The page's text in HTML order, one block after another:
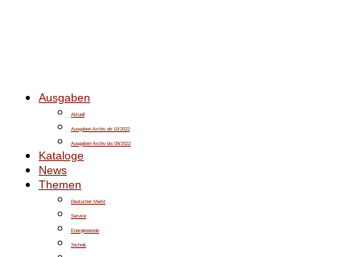
Ausgaben
Aktuell
Ausgaben-Archiv ab 10/2022
Ausgaben-Archiv bis 09/2022
Kataloge
News
Themen
Deutscher Markt
Service
Energiewende
Technik